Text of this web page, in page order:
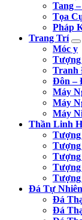
Tang
Tọa
Pháp
Trang Trí
Móc y
Tượng
Tranh
Đôn –
Máy
Máy
Máy
Thần Linh
Tượng
Tượng
Đá Tự Nhiên
Đá
Đá